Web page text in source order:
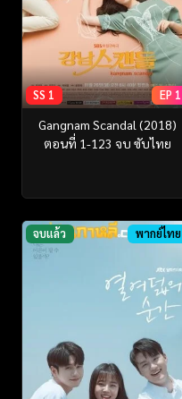
SS 1 EP 1
Gangnam Scandal (2018)
ตอนที่ 1-123 จบ ซับไทย
จบแล้ว พากย์ไทย